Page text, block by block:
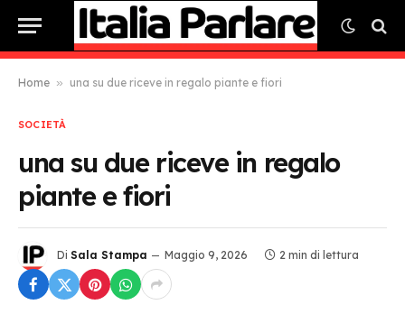
Home » una su due riceve in regalo piante e fiori
SOCIETÀ
una su due riceve in regalo
piante e fiori
Di Sala Stampa Maggio 9, 2026 2 min di lettura